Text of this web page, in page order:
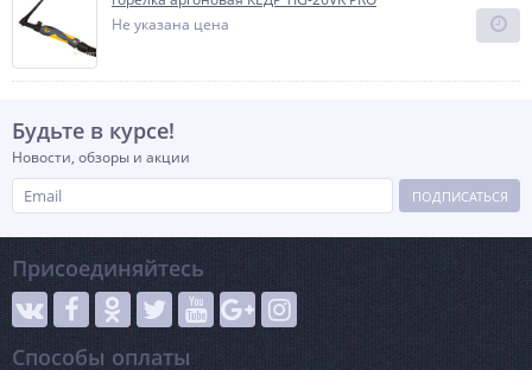
Не указана цена
Будьте в курсе!
Новости, обзоры и акции
ПОДПИСАТЬСЯ
Присоединяйтесь
Способы оплаты